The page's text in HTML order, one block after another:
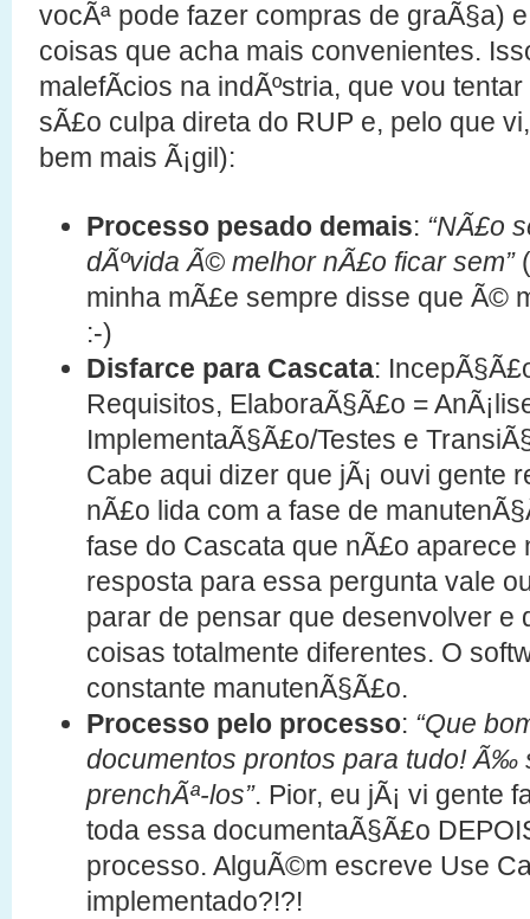
vocÃª pode fazer compras de graÃ§a)
coisas que acha mais convenientes.
malefÃ­cios na indÃºstria, que vou
sÃ£o culpa direta do RUP e, pelo que
bem mais Ã¡gil):
Processo pesado demais: “NÃ£o
dÃºvida Ã© melhor nÃ£o ficar sem”
minha mÃ£e sempre disse que Ã©
:-)
Disfarce para Cascata:
Requisitos, ElaboraÃ§Ã£o =
ImplementaÃ§Ã£o/Testes e
Cabe aqui dizer que jÃ¡ ouvi gente
nÃ£o lida com a fase de
fase do Cascata que nÃ£o
resposta para essa pergunta vale
parar de pensar que desenvolver e
coisas totalmente diferentes. O
constante manutenÃ§Ã£o.
Processo pelo processo: “Que
documentos prontos para tudo! Ã‰
prenchÃª-los”. Pior, eu jÃ¡ vi gente
toda essa documentaÃ§Ã£o
processo. AlguÃ©m escreve Use
implementado?!?!